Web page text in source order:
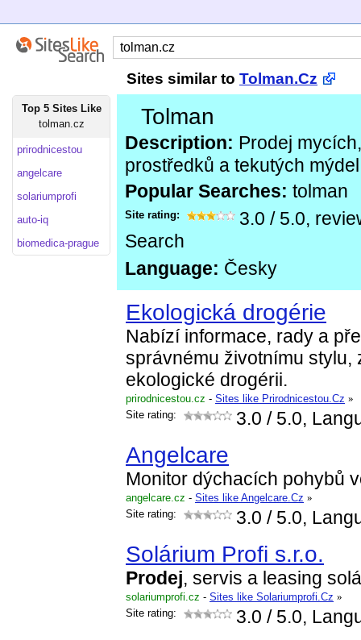
Sites similar to Tolman.Cz
Top 5 Sites Like
tolman.cz
prirodnicestou
angelcare
solariumprofi
auto-iq
biomedica-prague
Tolman
Description: Prodej
prostředků a tekutých
Popular Searches: tolman
Site rating: 3.0 / 5.0,
Search
Language: Česky
Ekologická drogérie
Nabízí informace, rady a
správnému životnímu stylu,
ekologické drogérii.
prirodnicestou.cz - Sites like Prirodnicestou.Cz »
Site rating:
3.0 / 5.0,
Angelcare
Monitor dýchacích pohybů
angelcare.cz - Sites like Angelcare.Cz »
Site rating:
3.0 / 5.0,
Solárium Profi s.r.o.
Prodej, servis a leasing
solariumprofi.cz - Sites like Solariumprofi.Cz »
Site rating:
3.0 / 5.0,